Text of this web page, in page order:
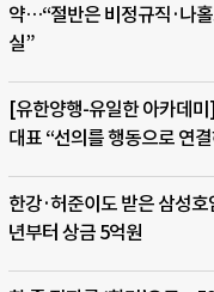
약…“절반은 비정규직·나
실”
[유한양행-유일한 아카데
대표 “선의를 행동으로 연
한강·허준이도 받은 삼성호
년부터 상금 5억원